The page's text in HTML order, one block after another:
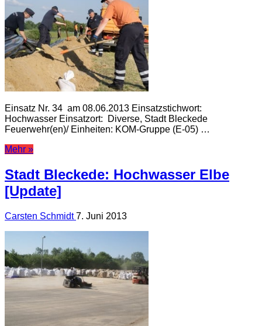
Einsatz Nr. 34 am 08.06.2013 Einsatzstichwort:
Hochwasser Einsatzort: Diverse, Stadt Bleckede
Feuerwehr(en)/ Einheiten: KOM-Gruppe (E-05) …
Mehr »
Stadt Bleckede: Hochwasser Elbe
[Update]
Carsten Schmidt7. Juni 2013